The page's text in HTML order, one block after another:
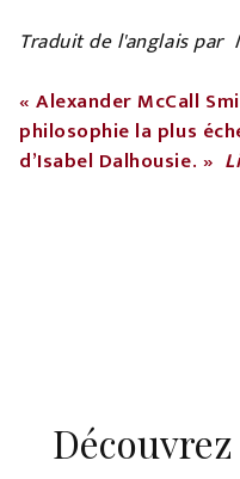
Traduit de l'anglais par
« Alexander McCall
philosophie la plus
d’Isabel Dalhousie. »